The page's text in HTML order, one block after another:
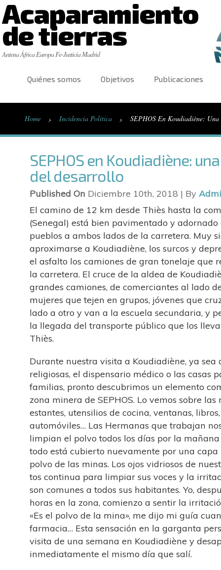
Acaparamiento
de tierras
Antena África Europa Fe-Justicia Madrid
Quiénes somos Objetivos Publicaciones
Home › Incidencia Política › SEPHOS En Koudiadiène:
SEPHOS en Koudiadiène:
del desarrollo
Published On Diciembre 10th, 2018 | By
El camino de 12 km desde Thiès hasta la
(Senegal) está bien pavimentado y adornado
pueblos a ambos lados de la carretera. Muy
aproximarse a Koudiadiène, los surcos y
el asfalto los camiones de gran tonelaje que
la carretera. El cruce de la aldea de
grandes camiones, de comerciantes al lado
mujeres que tejen en grupos, jóvenes que
lado a otro y van a la escuela secundaria, y
la llegada del transporte público que los
Thiès.
Durante nuestra visita a Koudiadiène, ya sea
religiosas, el dispensario médico o las casas
familias, pronto descubrimos un elemento
zona minera de SEPHOS. Lo vemos sobre las
estantes, utensilios de cocina, ventanas,
automóviles… Las Hermanas que trabajan
limpian el polvo todos los días por la
todo está cubierto nuevamente por una
polvo de las minas. Los ojos vidriosos de
tos continua para limpiar sus voces y la
son comunes a todos sus habitantes. Yo,
horas en la zona, comienzo a sentir la
«Es el polvo de la mina», me dijo mi guía
farmacia… Esta sensación en la garganta
visita de una semana en Koudiadiène y
inmediatamente el mismo día que salí.